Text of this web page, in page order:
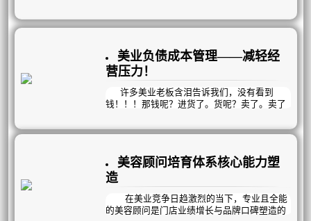
姓名和电话登记后曦玥系统即可发送一条短信
到顾客手机，顾客点击短信就能天天免费抢红
任意选择。
2、新店开业时，抢到红包的顾客现场参
加开业仪式和现场体验。
3、顾客体验后，还有惊喜礼品（印有企
业logo的杯子，靠枕，雨伞……）赠送，每个
是否来现场均可），来店一个返推荐人美丽基
4、活动期间，一定要派专人连续发放DM
单；重视顾客口碑和对外传播。
让顾客感受到自己是真正的上帝。
我们将顾客接待流程，精简到了6个环
的服务，100%满意，并提供七次以上的销售机
会，让顾客在享受优质服务的同时，顺其自然
的就消费了，顾客开心，我们更开心！
到店→咨询→消费→收银→预约→差异化服务
美业负债成本管理——减轻经
营压力！
许多美业老板含泪告诉我们，没有看到
钱！！！那钱呢？进货了。货呢？卖了。卖了
那到底钱在哪呢？不在外面飘，就在库房囤，
美容顾问培育体系核心能力塑
造
在美业竞争日趋激烈的当下，专业且全能
的美容顾问是门店业绩增长与品牌口碑塑造的